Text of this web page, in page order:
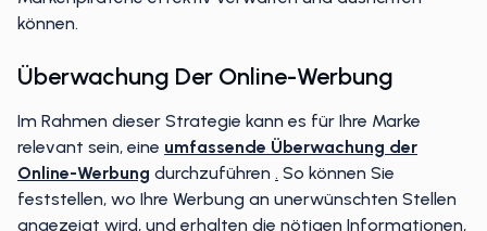
Markenpiraterie effektiv verwalten und ausrichten
Überwachung Der Online-Werbung
Im Rahmen dieser Strategie kann es für Ihre Marke
relevant sein, eine umfassende Überwachung der
Online-Werbung
durchzuführen
So können Sie
feststellen, wo Ihre Werbung an unerwünschten Stellen